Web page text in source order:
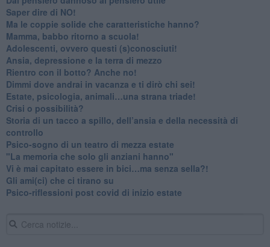
​Saper dire di NO!
​Ma le coppie solide che caratteristiche hanno?
​Mamma, babbo ritorno a scuola!
Adolescenti, ovvero questi (s)conosciuti!
Ansia, depressione e la terra di mezzo
​Rientro con il botto? Anche no!
Dimmi dove andrai in vacanza e ti dirò chi sei!
​Estate, psicologia, animali…una strana triade!
​Crisi o possibilità?
​Storia di un tacco a spillo, dell’ansia e della necessità di
controllo
​Psico-sogno di un teatro di mezza estate
"La memoria che solo gli anziani hanno"
​Vi è mai capitato essere in bici…ma senza sella?!
​Gli ami(ci) che ci tirano su
Psico-riflessioni post covid di inizio estate